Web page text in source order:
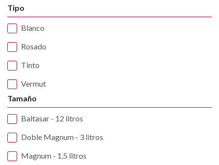
Tipo
Blanco
Rosado
Tinto
Vermut
Tamaño
Baltasar - 12 litros
Doble Magnum - 3 litros
Magnum - 1,5 litros